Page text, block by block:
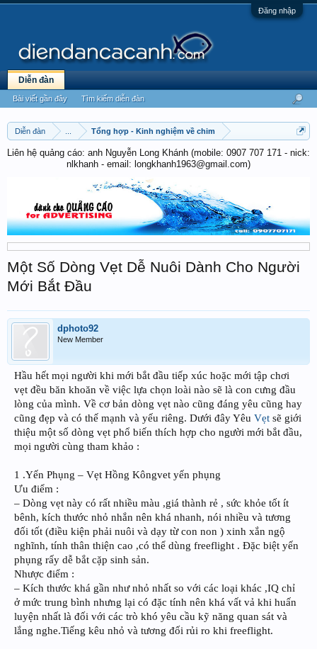
Đăng nhập
Diễn đàn Tổng hợp - Kinh nghiệm về chim
Liên hệ quảng cáo: anh Nguyễn Long Khánh (mobile: 0907 707 171 - nick:
nlkhanh - email: longkhanh1963@gmail.com)
Một Số Dòng Vẹt Dễ Nuôi Dành Cho Người
Mới Bắt Đầu
dphoto92
New Member
Hầu hết mọi người khi mới bắt đầu tiếp xúc hoặc mới tập chơi
vẹt đều băn khoăn về việc lựa chọn loài nào sẽ là con cưng đầu
lòng của mình. Về cơ bản dòng vẹt nào cũng đáng yêu cũng hay
cũng đẹp và có thế mạnh và yếu riêng. Dưới đây Yêu Vẹt sẽ giới
thiệu một số dòng vẹt phổ biến thích hợp cho người mới bắt đầu,
mọi người cùng tham khảo :
1 .Yến Phụng – Vẹt Hồng Kôngvet yến phụng
Ưu điểm :
– Dòng vẹt này có rất nhiều màu ,giá thành rẻ , sức khỏe tốt ít
bênh, kích thước nhỏ nhắn nên khá nhanh, nói nhiều và tương
đối tốt (điều kiện phải nuôi và dạy từ con non ) xinh xắn ngộ
nghĩnh, tính thân thiện cao ,có thể dùng freeflight . Đặc biệt yến
phụng rấy dễ bắt cặp sinh sản.
Nhược điểm :
– Kích thước khá gần như nhỏ nhất so với các loại khác ,IQ chỉ
ở mức trung bình nhưng lại có đặc tính nên khá vất vả khi huấn
luyện nhất là đối với các trò khó yêu cầu kỹ năng quan sát và
lắng nghe.Tiếng kêu nhỏ và tương đối rủi ro khi freeflight.
Diễn đàn
Bài viết gần đây Tìm kiếm diễn đàn